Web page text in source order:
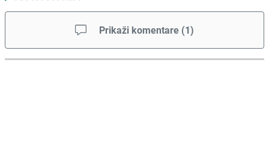
Prikaži komentare (1)